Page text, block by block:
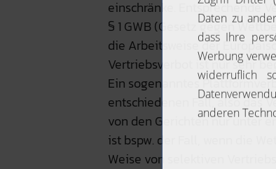
einschränke. Entsprechende
§ 1 GWB (Gesetz gegen
die Arbeitsweise der
Vertriebsverbot ist nur sehr
Ein sogenanntes
entschiedenen Fall, also das
von den Gerichten nur unter
ist bspw. der Fall, wenn die
Weise von selektiven